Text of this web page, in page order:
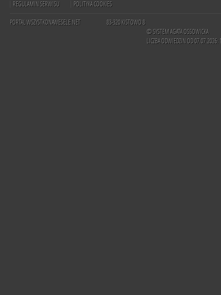
REGULAMIN SERWISU
POLITYKA COOKIES
PORTAL WSZYSTKONAWESELE.NET
83-320 KISTOWO 8
© SYSTEM AGATA OSSOWICKA
LICZBA ODWIEDZIN OD 07.07.2026: